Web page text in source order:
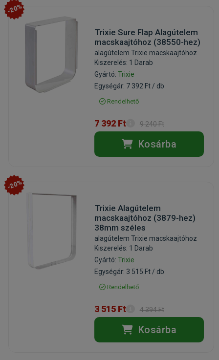
-20%
Trixie Sure Flap Alagútelem
macskaajtóhoz (38550-hez)
alagútelem Trixie macskaajtóhoz
Kiszerelés: 1 Darab
Gyártó: Trixie
Egységár: 7 392 Ft / db
Rendelhető
7 392 Ft 9 240 Ft
Kosárba
-20%
Trixie Alagútelem
macskaajtóhoz (3879-hez)
38mm széles
alagútelem Trixie macskaajtóhoz
Kiszerelés: 1 Darab
Gyártó: Trixie
Egységár: 3 515 Ft / db
Rendelhető
3 515 Ft 4 394 Ft
Kosárba